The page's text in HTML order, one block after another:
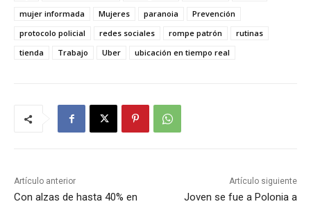
mujer informada
Mujeres paranoia
Prevención
protocolo policial
redes sociales rompe patrón
rutinas
tienda
Trabajo Uber ubicación en tiempo real
Artículo anterior
Con alzas de hasta 40% en
Artículo siguiente
Joven se fue a Polonia a